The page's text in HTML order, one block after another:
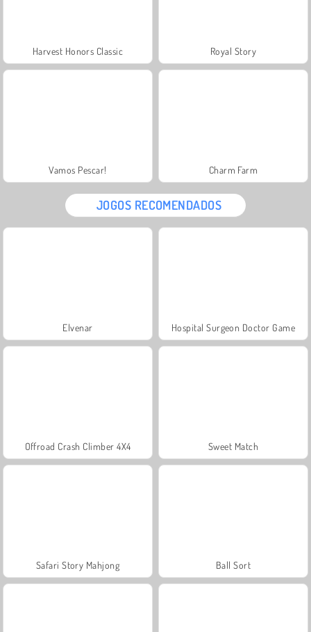
Harvest Honors Classic Royal Story
Vamos Pescar! Charm Farm
JOGOS RECOMENDADOS
Elvenar Hospital Surgeon Doctor Game
Offroad Crash Climber 4X4 Sweet Match
Safari Story Mahjong Ball Sort